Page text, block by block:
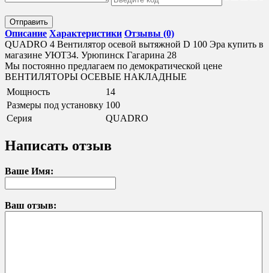
Отправить
Описание Характеристики Отзывы (0)
QUADRO 4 Вентилятор осевой вытяжной D 100 Эра купить в
магазине УЮТ34. Урюпинск Гагарина 28
Мы постоянно предлагаем по демократической цене
ВЕНТИЛЯТОРЫ ОСЕВЫЕ НАКЛАДНЫЕ
Мощность
14
Размеры под установку 100
Серия
QUADRO
Написать отзыв
Ваше Имя:
Ваш отзыв: